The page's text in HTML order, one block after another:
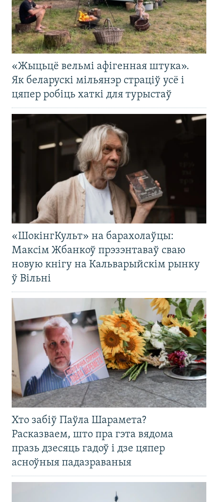
«Жыцьцё вельмі афігенная штука».
Як беларускі мільянэр страціў усё і
цяпер робіць хаткі для турыстаў
«ШокінгКульт» на барахолаўцы:
Максім Жбанкоў прэзэнтаваў сваю
новую кнігу на Кальварыйскім рынку
ў Вільні
Хто забіў Паўла Шарамета?
Расказваем, што пра гэта вядома
празь дзесяць гадоў і дзе цяпер
асноўныя падазраваныя